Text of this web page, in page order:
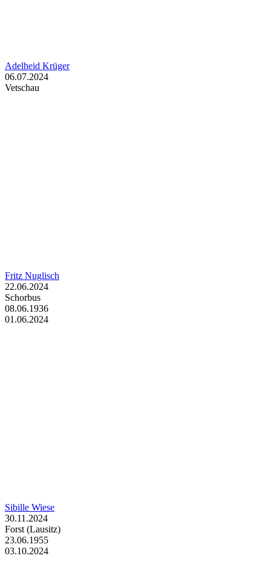
Adelheid Krüger
06.07.2024
Vetschau
Fritz Nuglisch
22.06.2024
Schorbus
08.06.1936
01.06.2024
Sibille Wiese
30.11.2024
Forst (Lausitz)
23.06.1955
03.10.2024